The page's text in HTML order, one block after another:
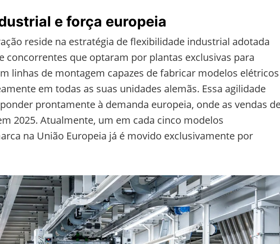
e força europeia
reside na estratégia de flexibilidade industrial adotada
concorrentes que optaram por plantas exclusivas para
linhas de montagem capazes de fabricar modelos
em todas as suas unidades alemãs. Essa agilidade
prontamente à demanda europeia, onde as vendas
2025. Atualmente, um em cada cinco modelos
na União Europeia já é movido exclusivamente por